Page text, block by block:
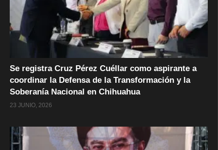
Se registra Cruz Pérez Cuéllar como aspirante a
coordinar la Defensa de la Transformación y la
Soberanía Nacional en Chihuahua
23 JUNIO, 2026